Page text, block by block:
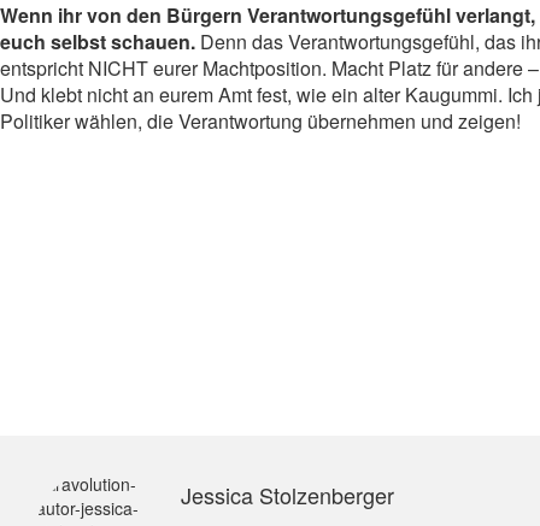
Wenn ihr von den Bürgern Verantwortungsgefühl
euch selbst schauen. Denn das Verantwortungsgefühl, das
entspricht NICHT eurer Machtposition. Macht Platz für andere
Und klebt nicht an eurem Amt fest, wie ein alter Kaugummi.
Politiker wählen, die Verantwortung übernehmen und zeigen!
Jessica Stolzenberger